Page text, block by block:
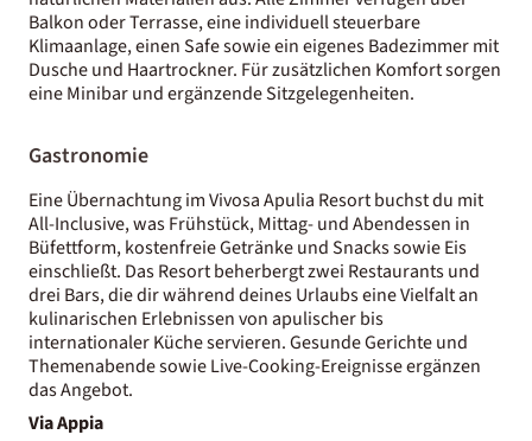
Balkon oder Terrasse, eine individuell steuerbare
Klimaanlage, einen Safe sowie ein eigenes Badezimmer mit
Dusche und Haartrockner. Für zusätzlichen Komfort sorgen
eine Minibar und ergänzende Sitzgelegenheiten.
Gastronomie
Eine Übernachtung im Vivosa Apulia Resort buchst du mit
All-Inclusive, was Frühstück, Mittag- und Abendessen in
Büfettform, kostenfreie Getränke und Snacks sowie Eis
einschließt. Das Resort beherbergt zwei Restaurants und
drei Bars, die dir während deines Urlaubs eine Vielfalt an
kulinarischen Erlebnissen von apulischer bis
internationaler Küche servieren. Gesunde Gerichte und
Themenabende sowie Live-Cooking-Ereignisse ergänzen
das Angebot.
Via Appia